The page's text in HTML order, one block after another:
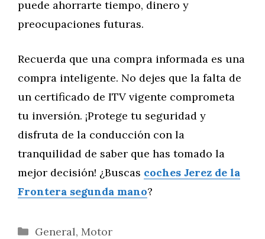
puede ahorrarte tiempo, dinero y
preocupaciones futuras.
Recuerda que una compra informada es una
compra inteligente. No dejes que la falta de
un certificado de ITV vigente comprometa
tu inversión. ¡Protege tu seguridad y
disfruta de la conducción con la
tranquilidad de saber que has tomado la
mejor decisión! ¿Buscas coches Jerez de la
Frontera segunda mano?
Categorías
General, Motor